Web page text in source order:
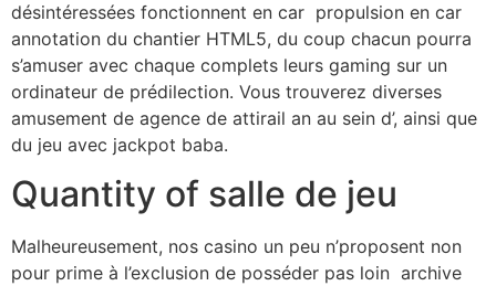
désintéressées fonctionnent en car propulsion en car
annotation du chantier HTML5, du coup chacun pourra
s’amuser avec chaque complets leurs gaming sur un
ordinateur de prédilection. Vous trouverez diverses
amusement de agence de attirail an au sein d’, ainsi que
du jeu avec jackpot baba.
Quantity of salle de jeu
Malheureusement, nos casino un peu n’proposent non
pour prime à l’exclusion de posséder pas loin archive